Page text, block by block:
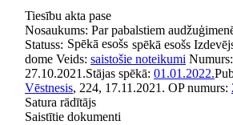
Tiesību akta pase
Nosaukums: Par pabalstiem
Statuss: Spēkā esošs spēkā esošs
dome Veids: saistošie noteikumi Numurs:
27.10.2021.Stājas spēkā: 01.01.2022.
Vēstnesis, 224, 17.11.2021. OP numurs:
Satura rādītājs
Saistītie dokumenti